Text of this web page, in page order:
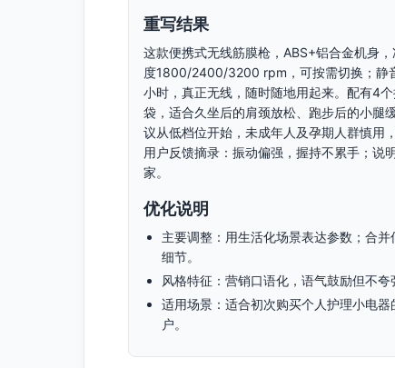
重写结果
这款便携式无线筋膜枪，ABS+铝合金机身
度1800/2400/3200 rpm，可按需切换；静
小时，真正无线，随时随地用起来。配有4
袋，适合久坐后的肩颈放松、跑步后的小腿
议从低档位开始，未成年人及孕期人群慎用
用户反馈摘录：振动偏强，握持不累手；说
家。
优化说明
主要调整：用生活化场景表达参数；合
细节。
风格特征：营销口语化，语气鼓励但不夸
适用场景：适合初次购买个人护理小电
户。